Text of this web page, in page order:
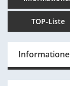
TOP-Liste